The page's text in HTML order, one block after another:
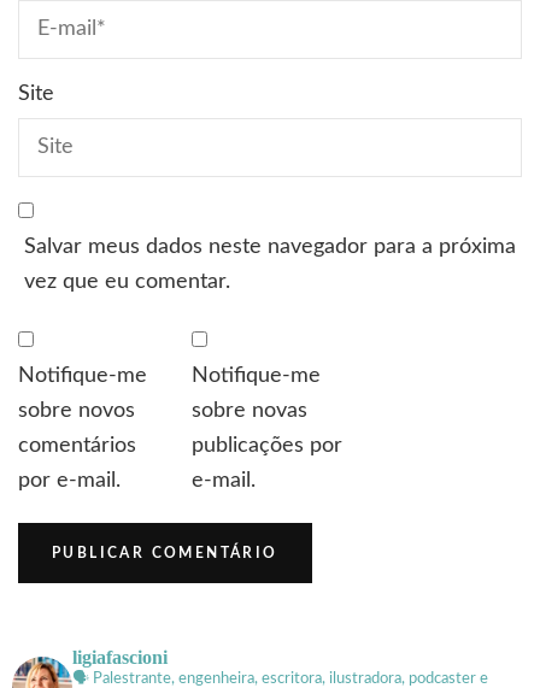
Site
Salvar meus dados neste navegador para a próxima
vez que eu comentar.
Notifique-me
sobre novos
comentários
por e-mail.
Notifique-me
sobre novas
publicações por
e-mail.
ligiafascioni
🗣 Palestrante, engenheira, escritora, ilustradora, podcaster e